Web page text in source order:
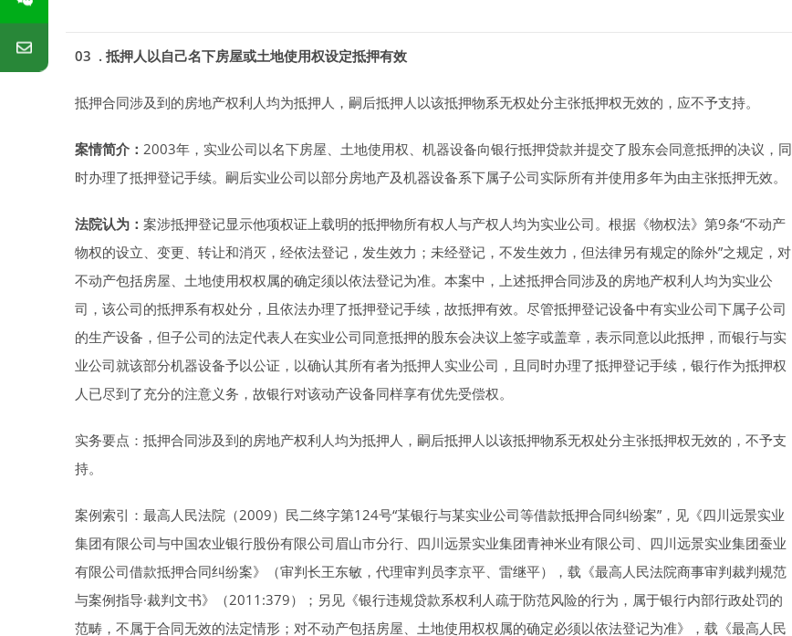
03 . 抵押人以自己名下房屋或土地使用权设定抵押有效
抵押合同涉及到的房地产权利人均为抵押人，嗣后抵押人以该抵押物系无权处分主张抵押权无效的，应不予支持。
案情简介： 2003年，实业公司以名下房屋、土地使用权、机器设备向银行抵押贷款并提交了股东会同意抵押的决议，同
时办理了抵押登记手续。嗣后实业公司以部分房地产及机器设备系下属子公司实际所有并使用多年为由主张抵押无效。
法院认为： 案涉抵押登记显示他项权证上载明的抵押物所有权人与产权人均为实业公司。根据《物权法》第9条“不动产
物权的设立、变更、转让和消灭，经依法登记，发生效力；未经登记，不发生效力，但法律另有规定的除外”之规定，对
不动产包括房屋、土地使用权权属的确定须以依法登记为准。本案中，上述抵押合同涉及的房地产权利人均为实业公
司，该公司的抵押系有权处分，且依法办理了抵押登记手续，故抵押有效。尽管抵押登记设备中有实业公司下属子公司
的生产设备，但子公司的法定代表人在实业公司同意抵押的股东会决议上签字或盖章，表示同意以此抵押，而银行与实
业公司就该部分机器设备予以公证，以确认其所有者为抵押人实业公司，且同时办理了抵押登记手续，银行作为抵押权
人已尽到了充分的注意义务，故银行对该动产设备同样享有优先受偿权。
实务要点：抵押合同涉及到的房地产权利人均为抵押人，嗣后抵押人以该抵押物系无权处分主张抵押权无效的，不予支
持。
案例索引：最高人民法院（2009）民二终字第124号“某银行与某实业公司等借款抵押合同纠纷案”，见《四川远景实业
集团有限公司与中国农业银行股份有限公司眉山市分行、四川远景实业集团青神米业有限公司、四川远景实业集团蚕业
有限公司借款抵押合同纠纷案》（审判长王东敏，代理审判员李京平、雷继平），载《最高人民法院商事审判裁判规范
与案例指导·裁判文书》（2011:379）；另见《银行违规贷款系权利人疏于防范风险的行为，属于银行内部行政处罚的
范畴，不属于合同无效的法定情形；对不动产包括房屋、土地使用权权属的确定必须以依法登记为准》，载《最高人民